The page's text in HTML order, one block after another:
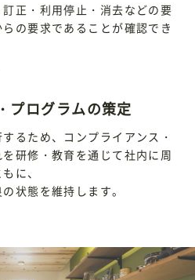
正・利用停止・消去などの要
の要求であることが確認でき
プログラムの策定
るため、コンプライアンス・
研修・教育を通じて社内に周
に、
状態を維持します。